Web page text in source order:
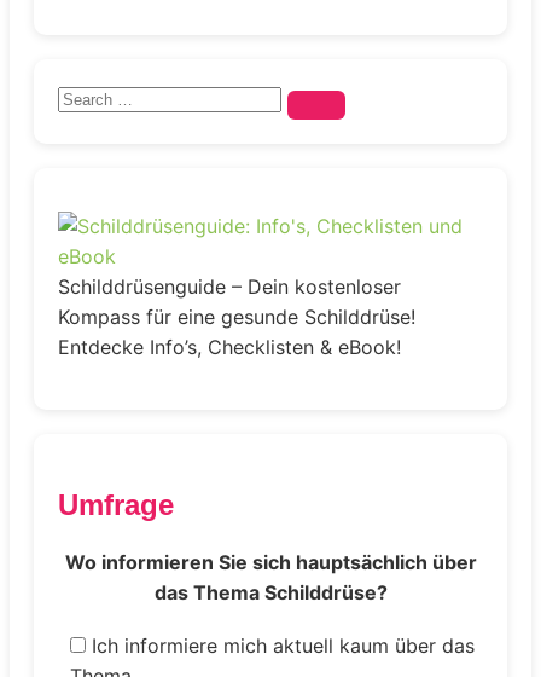
Schilddrüsenguide – Dein kostenloser
Kompass für eine gesunde Schilddrüse!
Entdecke Info’s, Checklisten & eBook!
Umfrage
Wo informieren Sie sich hauptsächlich über
das Thema Schilddrüse?
Ich informiere mich aktuell kaum über das